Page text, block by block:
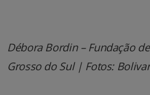
Débora Bordin – Fundação
Grosso do Sul | Fotos: